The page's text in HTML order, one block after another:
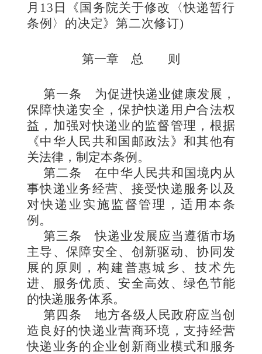
月13日《国务院关于修改〈快递暂行
条例〉的决定》第二次修订)
第一章 总 则
第一条 为促进快递业健康发展，
保障快递安全，保护快递用户合法权
益，加强对快递业的监督管理，根据
《中华人民共和国邮政法》和其他有
关法律，制定本条例。
第二条 在中华人民共和国境内从
事快递业务经营、接受快递服务以及
对快递业实施监督管理，适用本条
例。
第三条快递业发展应当遵循市场
主导、保障安全、创新驱动、协同发
展的原则，构建普惠城乡、技术先
进、服务优质、安全高效、绿色节能
的快递服务体系。
第四条 地方各级人民政府应当创
造良好的快递业营商环境，支持经营
快递业务的企业创新商业模式和服务